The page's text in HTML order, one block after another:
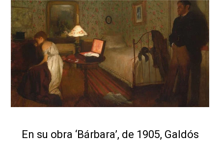
En su obra ‘Bárbara’, de 1905, Galdós